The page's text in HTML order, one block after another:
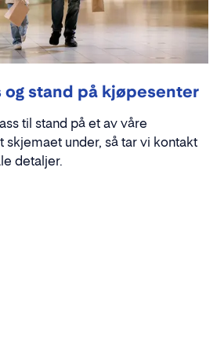
og stand på kjøpesenter
til stand på et av våre
skjemaet under, så tar vi kontakt
detaljer.